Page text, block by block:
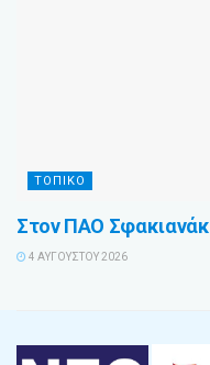
ΤΟΠΙΚΟ
Στον ΠΑΟ
4 ΑΥΓΟΎΣΤΟΥ 2026